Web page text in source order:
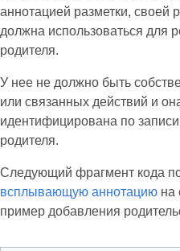
аннотацией разметки, своей
должна использоваться для
родителя.
У нее не должно быть
или связанных действий и
идентифицирована по
родителя.
Следующий фрагмент кода
всплывающую аннотацию на
пример добавления